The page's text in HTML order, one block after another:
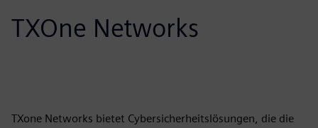
TXOne Networks
TXone Networks bietet Cybersicherheitslösungen, die die